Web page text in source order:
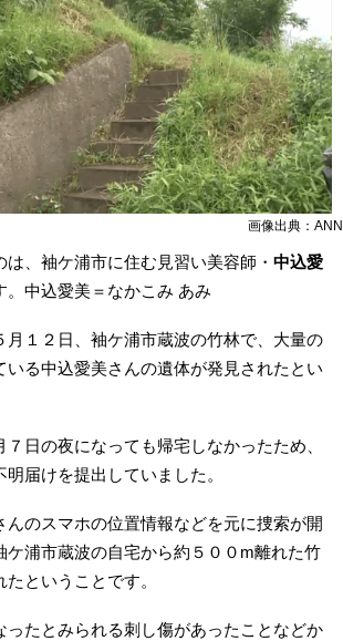
画像出典：ANN
、袖ケ浦市に住む見習い美容師・ 中込愛
。中込愛美＝なかこみ あみ
月１２日、袖ケ浦市蔵波の竹林で、大量の
いる中込愛美さんの遺体が発見されたとい
日の夜になっても帰宅しなかったため、
届けを提出していました。
んのスマホの位置情報などを元に捜索が開
ケ浦市蔵波の自宅から約５００m離れた竹
ということです。
ったとみられる刺し傷があったことなどか